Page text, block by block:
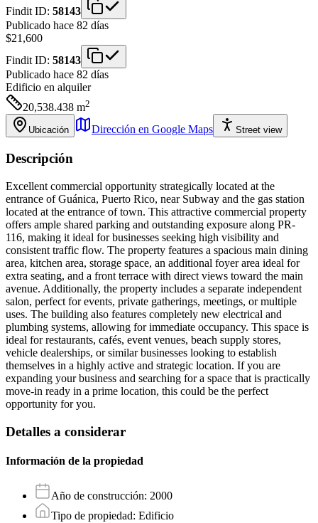
Findit ID: 58143
Publicado hace 82 días
$21,600
Findit ID: 58143
Publicado hace 82 días
Edificio en alquiler
20,538.438 m2
Ubicación Dirección en Google Maps Street view
Descripción
Excellent commercial opportunity strategically located at the
entrance of Guánica, Puerto Rico, near Subway and the gas station
located at the entrance of town. This attractive commercial property
offers ample shared parking and outstanding exposure along PR-
116, making it ideal for businesses seeking high visibility and
consistent traffic flow. The property features a spacious main dining
area, kitchen area, storage space, an additional foyer area ideal for
extra seating, and a front terrace with direct views toward the main
avenue. Additionally, the property includes a separate independent
salon, perfect for events, private gatherings, meetings, or multiple
uses. The building also features completely new electrical and
plumbing systems, allowing for immediate occupancy. This space is
ideal for restaurants, cafés, event venues, beach supply stores,
vehicle dealerships, or similar businesses looking to establish
themselves in a highly active and strategic location. If you are
expanding your business and searching for a space that is practically
move-in ready in a prime location, this could be the perfect
opportunity for you.
Detalles a considerar
Información de la propiedad
Año de construcción: 2000
Tipo de propiedad: Edificio